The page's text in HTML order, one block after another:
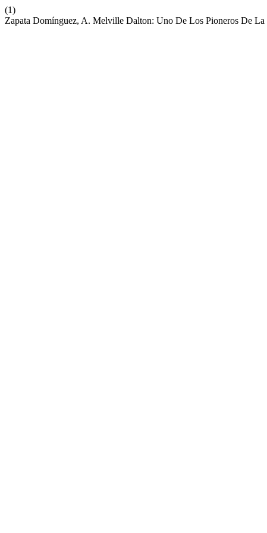
(1)
Zapata Domínguez, A. Melville Dalton: Uno De Los Pioneros De La